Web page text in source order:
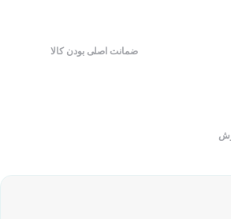
ضمانت اصلی بودن کالا